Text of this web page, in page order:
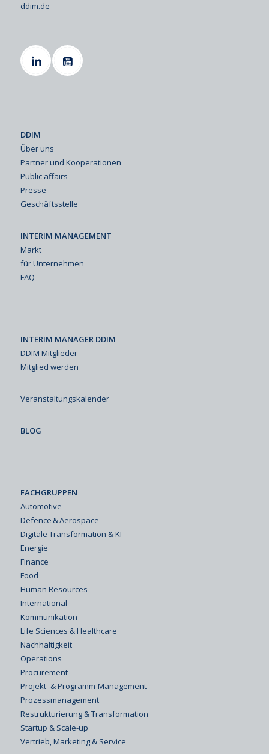
ddim.de
DDIM
Über uns
Partner und Kooperationen
Public affairs
Presse
Geschäftsstelle
INTERIM MANAGEMENT
Markt
für Unternehmen
FAQ
INTERIM MANAGER DDIM
DDIM Mitglieder
Mitglied werden
Veranstaltungskalender
BLOG
FACHGRUPPEN
Automotive
Defence & Aerospace
Digitale Transformation & KI
Energie
Finance
Food
Human Resources
International
Kommunikation
Life Sciences & Healthcare
Nachhaltigkeit
Operations
Procurement
Projekt- & Programm-Management
Prozessmanagement
Restrukturierung & Transformation
Startup & Scale-up
Vertrieb, Marketing & Service